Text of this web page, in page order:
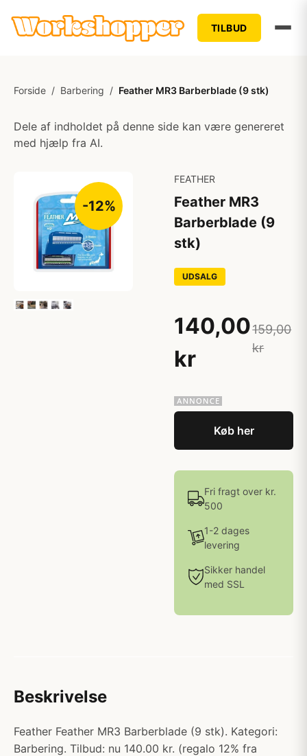
TILBUD
Forside / Barbering / Feather MR3 Barberblade (9 stk)
Dele af indholdet på denne side kan være genereret
med hjælp fra AI.
-12%
FEATHER
Feather MR3
Barberblade (9
stk)
UDSALG
140,00
kr
159,00
kr
Køb her
Fri fragt over kr.
500
1-2 dages
levering
Sikker handel
med SSL
Beskrivelse
Feather Feather MR3 Barberblade (9 stk). Kategori:
Barbering. Tilbud: nu 140.00 kr. (regalo 12% fra